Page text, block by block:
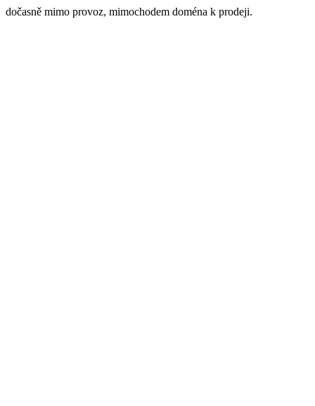
dočasně mimo provoz, mimochodem doména k prodeji.